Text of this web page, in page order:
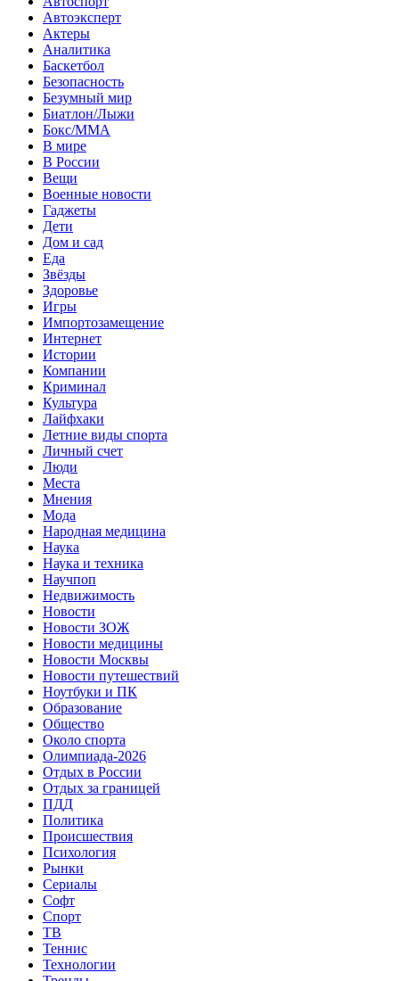
Автоэксперт
Актеры
Аналитика
Баскетбол
Безопасность
Безумный мир
Биатлон/Лыжи
Бокс/MMA
В мире
В России
Вещи
Военные новости
Гаджеты
Дети
Дом и сад
Еда
Звёзды
Здоровье
Игры
Импортозамещение
Интернет
Истории
Компании
Криминал
Культура
Лайфхаки
Летние виды спорта
Личный счет
Люди
Места
Мнения
Мода
Народная медицина
Наука
Наука и техника
Научпоп
Недвижимость
Новости
Новости ЗОЖ
Новости медицины
Новости Москвы
Новости путешествий
Ноутбуки и ПК
Образование
Общество
Около спорта
Олимпиада-2026
Отдых в России
Отдых за границей
ПДД
Политика
Происшествия
Психология
Рынки
Сериалы
Софт
Спорт
ТВ
Теннис
Технологии